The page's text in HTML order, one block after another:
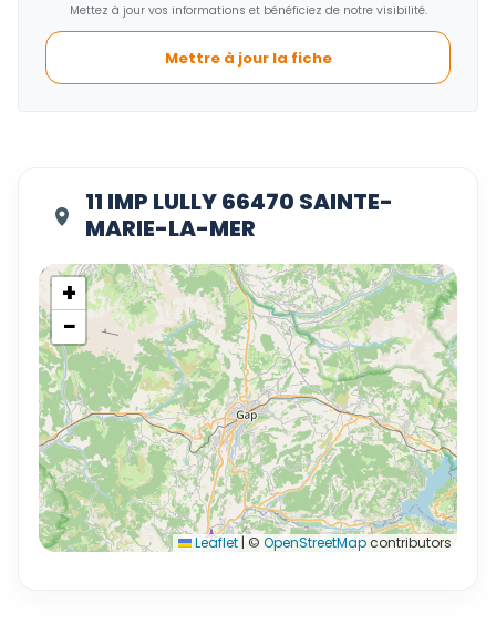
Mettez à jour vos informations et bénéficiez de notre visibilité.
Mettre à jour la fiche
11 IMP LULLY 66470 SAINTE-
MARIE-LA-MER
+
−
Leaflet | © OpenStreetMapcontributors